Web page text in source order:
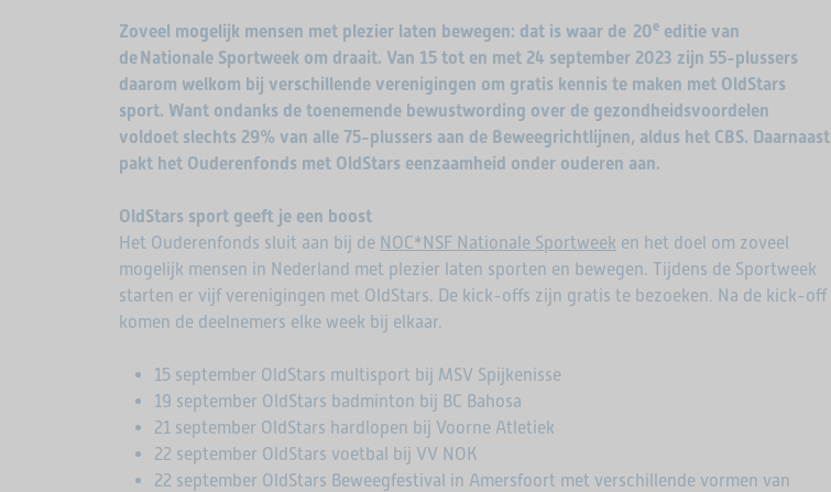
Zoveel mogelijk mensen met plezier laten bewegen: dat is waar de 20e editie van
de Nationale Sportweek om draait. Van 15 tot en met 24 september 2023 zijn 55-plussers
daarom welkom bij verschillende verenigingen om gratis kennis te maken met OldStars
sport. Want ondanks de toenemende bewustwording over de gezondheidsvoordelen
voldoet slechts 29% van alle 75-plussers aan de Beweegrichtlijnen, aldus het CBS. Daarnaast
pakt het Ouderenfonds met OldStars eenzaamheid onder ouderen aan.
OldStars sport geeft je een boost
Het Ouderenfonds sluit aan bij de NOC*NSF Nationale Sportweek en het doel om zoveel
mogelijk mensen in Nederland met plezier laten sporten en bewegen. Tijdens de Sportweek
starten er vijf verenigingen met OldStars. De kick-offs zijn gratis te bezoeken. Na de kick-off
komen de deelnemers elke week bij elkaar.
15 september OldStars multisport bij MSV Spijkenisse
19 september OldStars badminton bij BC Bahosa
21 september OldStars hardlopen bij Voorne Atletiek
22 september OldStars voetbal bij VV NOK
22 september OldStars Beweegfestival in Amersfoort met verschillende vormen van